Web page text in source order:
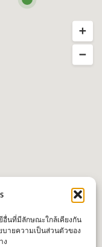
อื่นที่มีลักษณะใกล้เคียงกัน
บายความเป็นส่วนตัวของ
ง